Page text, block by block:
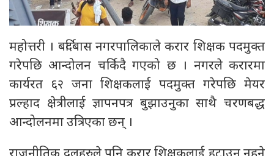
महोत्तरी । बर्दिबास नगरपालिकाले करार शिक्षक पदमुक्त
गरेपछि आन्दोलन चर्किदै गएको छ । नगरले करारमा
कार्यरत ६२ जना शिक्षकलाई पदमुक्त गरेपछि मेयर
प्रल्हाद क्षेत्रीलाई ज्ञापनपत्र बुझाउनुका साथै चरणबद्ध
आन्दोलनमा उत्रिएका छन् ।